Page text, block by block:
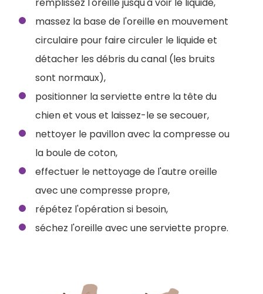
massez la base de l'oreille en mouvement
circulaire pour faire circuler le liquide et
détacher les débris du canal (les bruits
sont normaux),
positionner la serviette entre la tête du
chien et vous et laissez-le se secouer,
nettoyer le pavillon avec la compresse ou
la boule de coton,
effectuer le nettoyage de l'autre oreille
avec une compresse propre,
répétez l'opération si besoin,
séchez l'oreille avec une serviette propre.